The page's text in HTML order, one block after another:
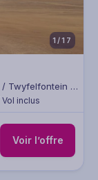
1/17
Twyfelfontein /
Vol inclus
Voir l’offre